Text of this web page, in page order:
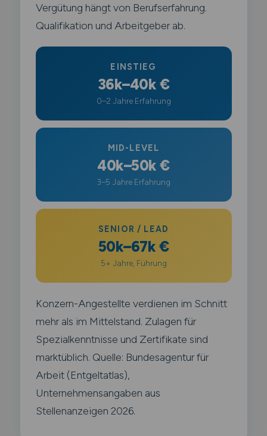
Vergütung hängt von Berufserfahrung.
Qualifikation und Arbeitgeber ab.
EINSTIEG
36k–40k €
0–2 Jahre Erfahrung
MID-LEVEL
40k–50k €
3–5 Jahre Erfahrung
SENIOR / LEAD
50k–67k €
5+ Jahre, Führung
Konzern-Angestellte verdienen im Schnitt
mehr als im Mittelstand. Zulagen für
Spezialkenntnisse und Zertifikate sind
marktüblich. Quelle: Bundesagentur für
Arbeit (Entgeltatlas),
Unternehmensangaben aus
Stellenanzeigen 2026.